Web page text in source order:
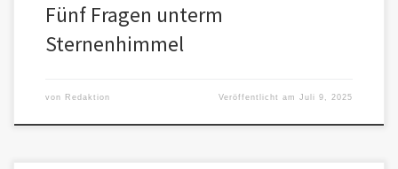
Fünf Fragen unterm
Sternenhimmel
von Redaktion Veröffentlicht amJuli 9, 2025